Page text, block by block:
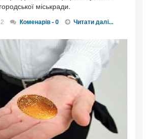
міськради.
Коменарів - 0 Читати далі...